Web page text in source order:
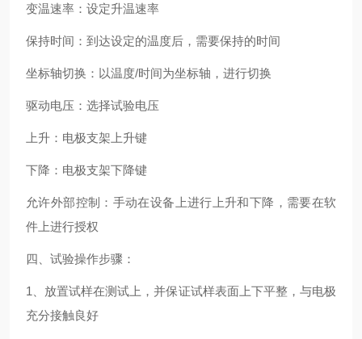
变温速率：设定升温速率
保持时间：到达设定的温度后，需要保持的时间
坐标轴切换：以温度/时间为坐标轴，进行切换
驱动电压：选择试验电压
上升：电极支架上升键
下降：电极支架下降键
允许外部控制：手动在设备上进行上升和下降，需要在软
件上进行授权
四、试验操作步骤：
1、放置试样在测试上，并保证试样表面上下平整，与电极
充分接触良好